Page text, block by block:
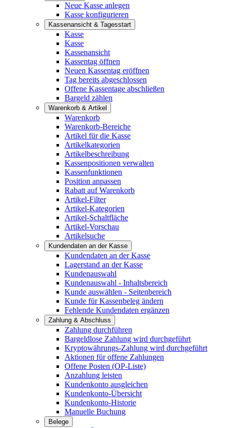
Neue Kasse anlegen
Kasse konfigurieren
Kassenansicht & Tagesstart
Kasse
Kasse
Kassenansicht
Kassentag öffnen
Neuen Kassentag eröffnen
Tag bereits abgeschlossen
Offene Kassentage abschließen
Bargeld zählen
Warenkorb & Artikel
Warenkorb
Warenkorb-Bereiche
Artikel für die Kasse
Artikelkategorien
Artikelbeschreibung
Kassenpositionen verwalten
Kassenfunktionen
Position anpassen
Rabatt auf Warenkorb
Artikel-Filter
Artikel-Kategorien
Artikel-Schaltfläche
Artikel-Vorschau
Artikelsuche
Kundendaten an der Kasse
Kundendaten an der Kasse
Lagerstand an der Kasse
Kundenauswahl
Kundenauswahl - Inhaltsbereich
Kunde auswählen - Seitenbereich
Kunde für Kassenbeleg ändern
Fehlende Kundendaten ergänzen
Zahlung & Abschluss
Zahlung durchführen
Bargeldlose Zahlung wird durchgeführt
Kryptowährungs-Zahlung wird durchgeführt
Aktionen für offene Zahlungen
Offene Posten (OP-Liste)
Anzahlung leisten
Kundenkonto ausgleichen
Kundenkonto-Übersicht
Kundenkonto-Historie
Manuelle Buchung
Belege